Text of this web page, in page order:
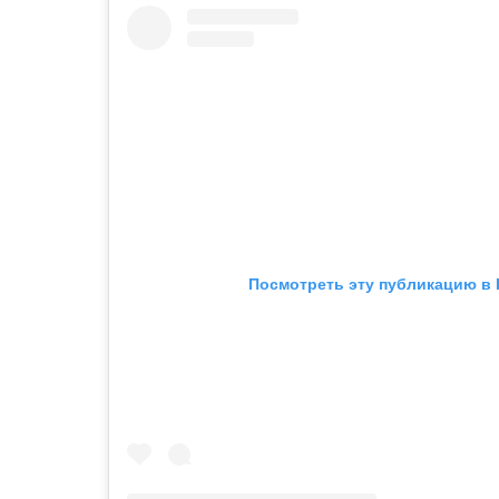
Посмотреть эту публикацию в